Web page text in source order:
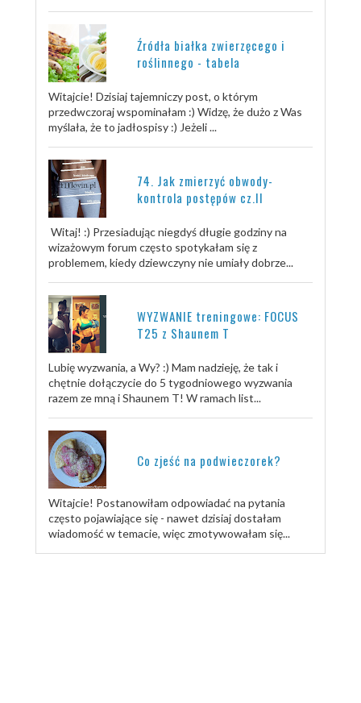
Źródła białka zwierzęcego i
roślinnego - tabela
Witajcie! Dzisiaj tajemniczy post, o którym
przedwczoraj wspominałam :) Widzę, że dużo z Was
myślała, że to jadłospisy :) Jeżeli ...
74. Jak zmierzyć obwody-
kontrola postępów cz.II
Witaj! :) Przesiadując niegdyś długie godziny na
wizażowym forum często spotykałam się z
problemem, kiedy dziewczyny nie umiały dobrze...
WYZWANIE treningowe: FOCUS
T25 z Shaunem T
Lubię wyzwania, a Wy? :) Mam nadzieję, że tak i
chętnie dołączycie do 5 tygodniowego wyzwania
razem ze mną i Shaunem T! W ramach list...
Co zjeść na podwieczorek?
Witajcie! Postanowiłam odpowiadać na pytania
często pojawiające się - nawet dzisiaj dostałam
wiadomość w temacie, więc zmotywowałam się...